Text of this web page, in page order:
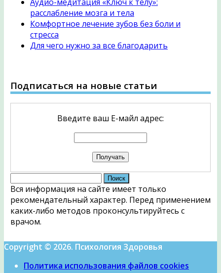
расслабление мозга и тела
Комфортное лечение зубов без боли и
стресса
Для чего нужно за все благодарить
Подписаться на новые статьи
Введите ваш Е-майл адрес:
Найти:
Вся информация на сайте имеет только
рекомендательный характер. Перед применением
каких-либо методов проконсультируйтесь с
врачом.
Copyright © 2026. Психология Здоровья
Политика использования файлов cookies